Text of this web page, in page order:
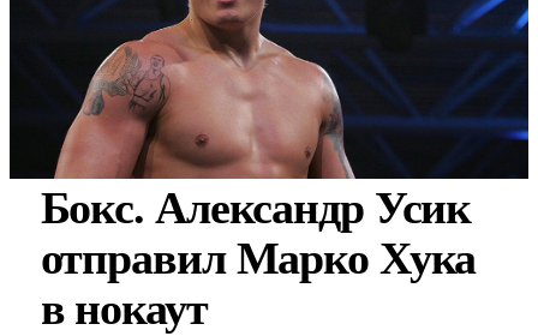
Бокс. Александр Усик
отправил Марко Хука
в нокаут